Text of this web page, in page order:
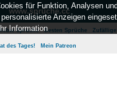
www.sprüche.cc
Sprüche Besten Sprüche
des Tages! Mein Patreon
für Funktion, Analysen und
Anzeigen
Information